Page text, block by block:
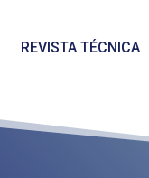
REVISTA TÉCNICA